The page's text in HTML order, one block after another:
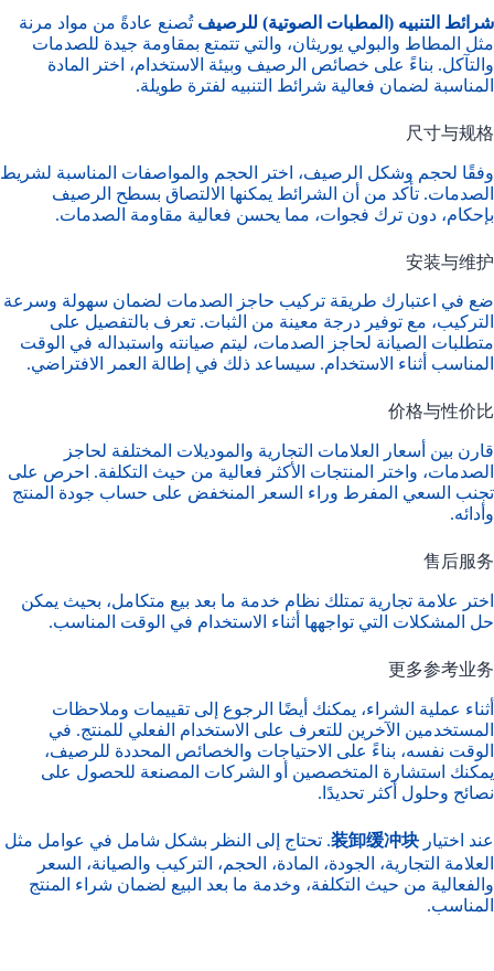
شرائط التنبيه (المطبات الصوتية) للرصيف تُصنع عادةً من مواد مرنة
مثل المطاط والبولي يوريثان، والتي تتمتع بمقاومة جيدة للصدمات
والتآكل. بناءً على خصائص الرصيف وبيئة الاستخدام، اختر المادة
المناسبة لضمان فعالية شرائط التنبيه لفترة طويلة.
尺寸与规格
وفقًا لحجم وشكل الرصيف، اختر الحجم والمواصفات المناسبة لشريط
الصدمات. تأكد من أن الشرائط يمكنها الالتصاق بسطح الرصيف
بإحكام، دون ترك فجوات، مما يحسن فعالية مقاومة الصدمات.
安装与维护
ضع في اعتبارك طريقة تركيب حاجز الصدمات لضمان سهولة وسرعة
التركيب، مع توفير درجة معينة من الثبات. تعرف بالتفصيل على
متطلبات الصيانة لحاجز الصدمات، ليتم صيانته واستبداله في الوقت
المناسب أثناء الاستخدام. سيساعد ذلك في إطالة العمر الافتراضي.
价格与性价比
قارن بين أسعار العلامات التجارية والموديلات المختلفة لحاجز
الصدمات، واختر المنتجات الأكثر فعالية من حيث التكلفة. احرص على
تجنب السعي المفرط وراء السعر المنخفض على حساب جودة المنتج
وأدائه.
售后服务
اختر علامة تجارية تمتلك نظام خدمة ما بعد بيع متكامل، بحيث يمكن
حل المشكلات التي تواجهها أثناء الاستخدام في الوقت المناسب.
更多参考业务
أثناء عملية الشراء، يمكنك أيضًا الرجوع إلى تقييمات وملاحظات
المستخدمين الآخرين للتعرف على الاستخدام الفعلي للمنتج. في
الوقت نفسه، بناءً على الاحتياجات والخصائص المحددة للرصيف،
يمكنك استشارة المتخصصين أو الشركات المصنعة للحصول على
نصائح وحلول أكثر تحديدًا.
عند اختيار 装卸缓冲块. تحتاج إلى النظر بشكل شامل في عوامل مثل
العلامة التجارية، الجودة، المادة، الحجم، التركيب والصيانة، السعر
والفعالية من حيث التكلفة، وخدمة ما بعد البيع لضمان شراء المنتج
المناسب.